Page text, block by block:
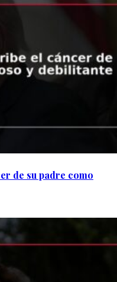
de su padre como